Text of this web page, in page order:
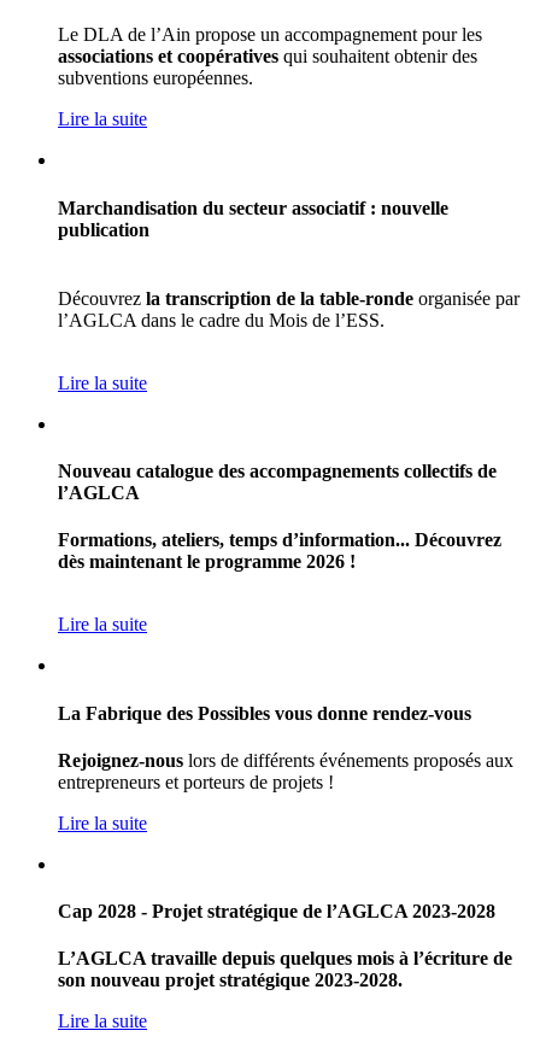
Le DLA de l’Ain propose un accompagnement pour les
associations et coopératives qui souhaitent obtenir des
subventions européennes.
Lire la suite
Marchandisation du secteur associatif : nouvelle
publication
Découvrez la transcription de la table-ronde organisée par
l’AGLCA dans le cadre du Mois de l’ESS.
Lire la suite
Nouveau catalogue des accompagnements collectifs de
l’AGLCA
Formations, ateliers, temps d’information... Découvrez
dès maintenant le programme 2026 !
Lire la suite
La Fabrique des Possibles vous donne rendez-vous
Rejoignez-nous lors de différents événements proposés aux
entrepreneurs et porteurs de projets !
Lire la suite
Cap 2028 - Projet stratégique de l’AGLCA 2023-2028
L’AGLCA travaille depuis quelques mois à l’écriture de
son nouveau projet stratégique 2023-2028.
Lire la suite